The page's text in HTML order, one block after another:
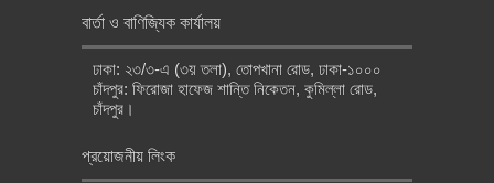
বার্তা ও বাণিজ্যিক কার্যালয়
ঢাকা: ২৩/৩-এ (৩য় তলা), তোপখানা রোড, ঢাকা-১০০০
চাঁদপুর: ফিরোজা হাফেজ শান্তি নিকেতন, কুমিল্লা রোড,
চাঁদপুর।
প্রয়োজনীয় লিংক